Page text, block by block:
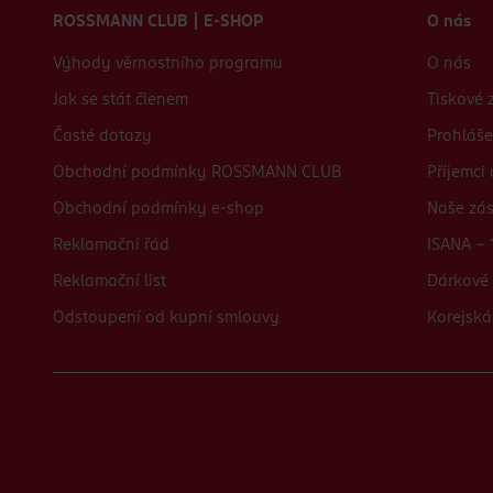
ROSSMANN CLUB | E-SHOP
Výhody věrnostního programu
Jak se stát členem
Časté dotazy
Obchodní podmínky ROSSMANN CLUB
Obchodní podmínky e-shop
Reklamační řád
Reklamační list
Odstoupení od kupní smlouvy
O nás
O nás
Tiskové
Příjemci
Naše
ISANA